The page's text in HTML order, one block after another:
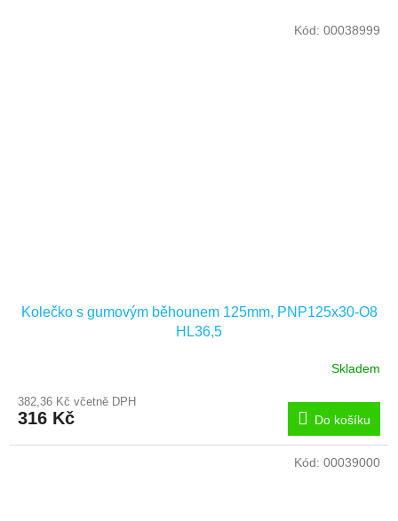
Kolečko s gumovým běhounem 125mm, PNP125x30-O8
HL36,5
Skladem
382,36 Kč včetně DPH
316 Kč Do košíku
Kód: 00038999
Kód: 00039000